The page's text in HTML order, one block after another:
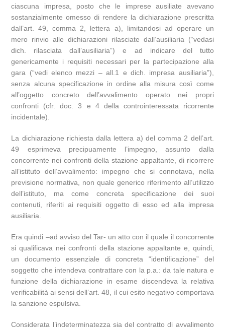
ciascuna impresa, posto che le imprese ausiliate avevano
sostanzialmente omesso di rendere la dichiarazione prescritta
dall’art. 49, comma 2, lettera a), limitandosi ad operare un
mero rinvio alle dichiarazioni rilasciate dall’ausiliaria (“vedasi
dich. rilasciata dall’ausiliaria”) e ad indicare del tutto
genericamente i requisiti necessari per la partecipazione alla
gara (“vedi elenco mezzi – all.1 e dich. impresa ausiliaria”),
senza alcuna specificazione in ordine alla misura così come
all’oggetto concreto dell’avvalimento operato nei propri
confronti (cfr. doc. 3 e 4 della controinteressata ricorrente
incidentale).
La dichiarazione richiesta dalla lettera a) del comma 2 dell’art.
49 esprimeva precipuamente l’impegno, assunto dalla
concorrente nei confronti della stazione appaltante, di ricorrere
all’istituto dell’avvalimento: impegno che si connotava, nella
previsione normativa, non quale generico riferimento all’utilizzo
dell’istituto, ma come concreta specificazione dei suoi
contenuti, riferiti ai requisiti oggetto di esso ed alla impresa
ausiliaria.
Era quindi –ad avviso del Tar- un atto con il quale il concorrente
si qualificava nei confronti della stazione appaltante e, quindi,
un documento essenziale di concreta “identificazione” del
soggetto che intendeva contrattare con la p.a.: da tale natura e
funzione della dichiarazione in esame discendeva la relativa
verificabilità ai sensi dell’art. 48, il cui esito negativo comportava
la sanzione espulsiva.
Considerata l’indeterminatezza sia del contratto di avvalimento